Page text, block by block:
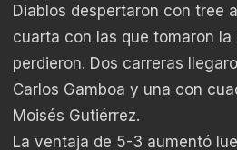
Diablos despertaron con tree
cuarta con las que tomaron
perdieron. Dos carreras
Carlos Gamboa y una con
Moisés Gutiérrez.
La ventaja de 5-3 aumentó